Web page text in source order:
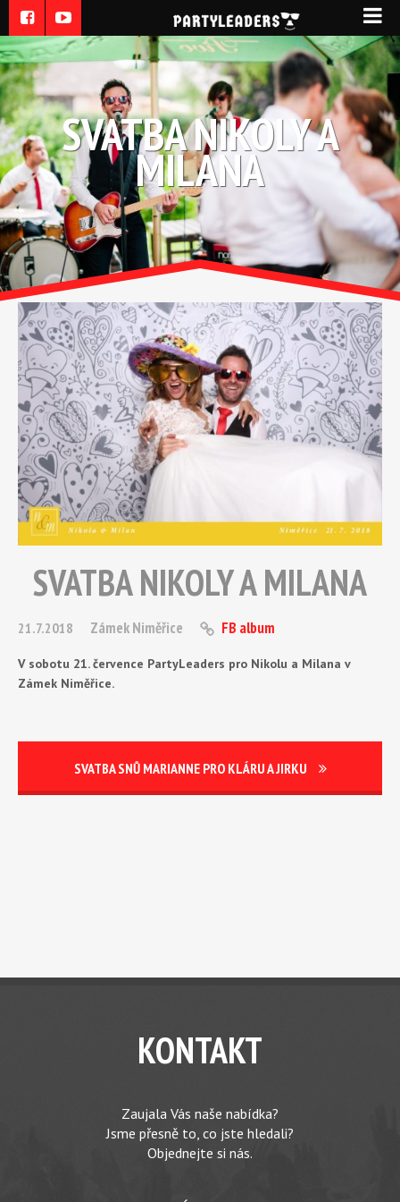
SVATBA NIKOLY A
MILANA
SVATBA NIKOLY A MILANA
21.7.2018 Zámek Niměřice FB album
V sobotu 21. července PartyLeaders pro Nikolu a Milana v
Zámek Niměřice.
SVATBA SNŮ MARIANNE PRO KLÁRU A JIRKU
KONTAKT
Zaujala Vás naše nabídka?
Jsme přesně to, co jste hledali?
Objednejte si nás.